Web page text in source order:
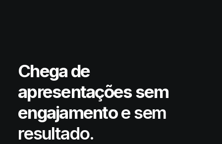
Chega de
apresentações sem
engajamentoe sem
resultado.